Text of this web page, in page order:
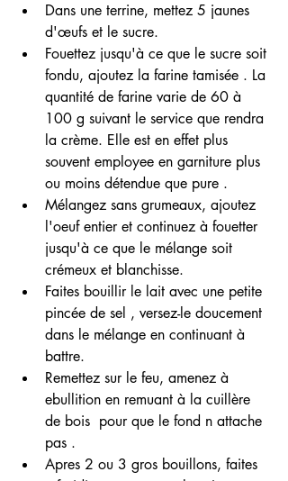
Dans une terrine, mettez 5 jaunes
d'œufs et le sucre.
Fouettez jusqu'à ce que le sucre soit
fondu, ajoutez la farine tamisée . La
quantité de farine varie de 60 à
100 g suivant le service que rendra
la crème. Elle est en effet plus
souvent employee en garniture plus
ou moins détendue que pure .
Mélangez sans grumeaux, ajoutez
l'oeuf entier et continuez à fouetter
jusqu'à ce que le mélange soit
crémeux et blanchisse.
Faites bouillir le lait avec une petite
pincée de sel , versez-le doucement
dans le mélange en continuant à
battre.
Remettez sur le feu, amenez à
ebullition en remuant à la cuillère
de bois  pour que le fond n attache
pas .
Apres 2 ou 3 gros bouillons, faites